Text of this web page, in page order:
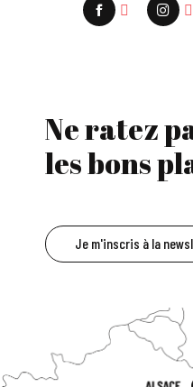
Ne ratez
les bons
Je m'inscris à la